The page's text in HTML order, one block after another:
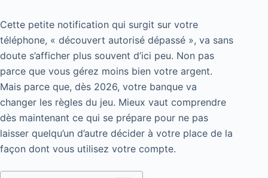
Cette petite notification qui surgit sur votre
téléphone, « découvert autorisé dépassé », va sans
doute s’afficher plus souvent d’ici peu. Non pas
parce que vous gérez moins bien votre argent.
Mais parce que, dès 2026, votre banque va
changer les règles du jeu. Mieux vaut comprendre
dès maintenant ce qui se prépare pour ne pas
laisser quelqu’un d’autre décider à votre place de la
façon dont vous utilisez votre compte.